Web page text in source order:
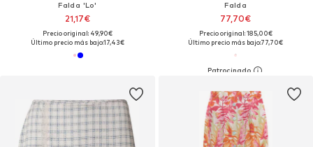
Falda 'Lo'
21,17€
Precio original: 49,90€
Último precio más bajo:17,43€
Falda
77,70€
Precio original: 185,00€
Último precio más bajo:77,70€